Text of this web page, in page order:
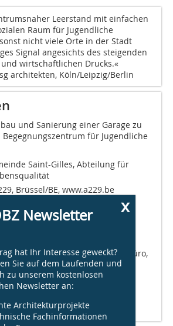
Leerstand mit einfachen
Raum für Jugendliche
nicht viele Orte in der Stadt
Signal angesichts des steigenden
wirtschaftlichen Drucks.«
architekten, Köln/Leipzig/Berlin
und Sanierung einer Garage zu
für Jugendliche
Saint-Gilles, Abteilung für
Brüssel/BE, www.a229.be
Wiederverwendung, Bildung, Büro,
öffentlich
1,5 Mio. €
x
Newsletter
hat Ihr Interesse geweckt?
Sie auf dem Laufenden und
zu unserem kostenlosen
Newsletter an:
Architekturprojekte
Fachinformationen